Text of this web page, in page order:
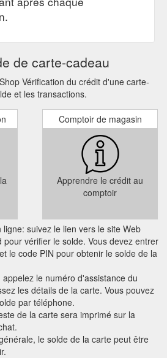
de carte-cadeau
Vérification du crédit d'une carte-
et les transactions.
Comptoir de magasin
Apprendre le crédit au
comptoir
suivez le lien vers le site Web
pour vérifier le solde. Vous devez entrer
le code PIN pour obtenir le solde de la
le numéro d'assistance du
les détails de la carte. Vous pouvez
par téléphone.
de la carte sera imprimé sur la
le solde de la carte peut être